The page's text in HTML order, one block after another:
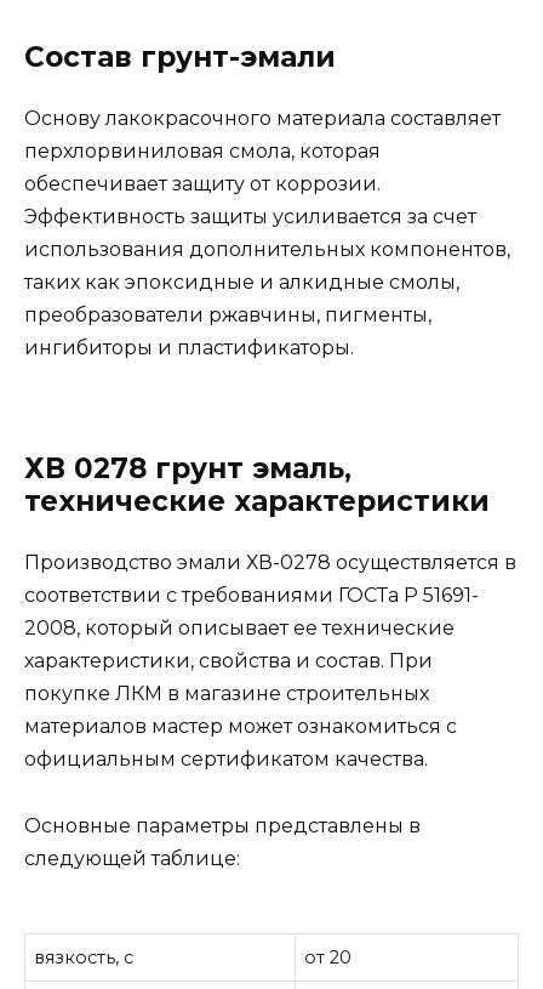
Состав грунт-эмали
Основу лакокрасочного материала составляет
перхлорвиниловая смола, которая
обеспечивает защиту от коррозии.
Эффективность защиты усиливается за счет
использования дополнительных компонентов,
таких как эпоксидные и алкидные смолы,
преобразователи ржавчины, пигменты,
ингибиторы и пластификаторы.
ХВ 0278 грунт эмаль,
технические характеристики
Производство эмали ХВ-0278 осуществляется в
соответствии с требованиями ГОСТа Р 51691-
2008, который описывает ее технические
характеристики, свойства и состав. При
покупке ЛКМ в магазине строительных
материалов мастер может ознакомиться с
официальным сертификатом качества.
Основные параметры представлены в
следующей таблице:
вязкость, с от 20